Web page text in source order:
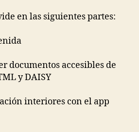
en las siguientes partes:
documentos accesibles de
y DAISY
interiores con el app